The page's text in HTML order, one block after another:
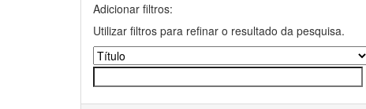
Adicionar filtros:
Utilizar filtros para refinar o resultado da pesquisa.